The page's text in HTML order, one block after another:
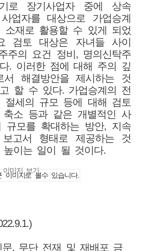
로 장기사업자 중에 상속
업자를 대상으로 가업승계
소재로 활용할 수 있게 되었
검토 대상은 자녀들 사이
주의 요건 정비, 명의신탁주
. 이러한 점에 대해 주의 깊
서 해결방안을 제시하는 것
할 수 있다. 가업승계의 전
절세의 규모 등에 대해 검토
축소 등과 같은 개별적인 사
규모를 확대하는 방안, 지속
고서 형태로 제공하는 것
이는 일이 될 것이다.
, 무단 전재 및 재배포 금